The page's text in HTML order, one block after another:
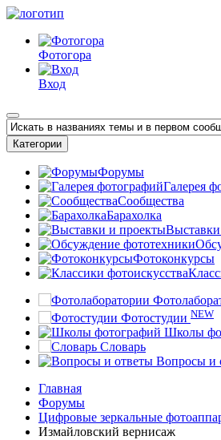
Фотогора
Вход
Категории
Форумы
Галерея
Сообщества
Барахолка
Фотоконкурсы
Фотостудии NEW
Школы
Словарь
Вопросы и
Главная
Форумы
Цифровые зеркальные
Измайловский вернисаж